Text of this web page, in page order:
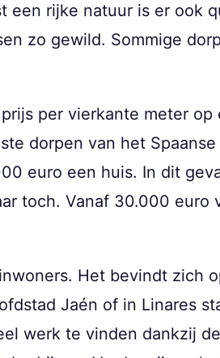
een rijke natuur is er ook
zo gewild. Sommige
per vierkante meter
dorpen van het
euro een huis. In dit
toch. Vanaf 30.000 euro
Het bevindt zich
Jaén of in Linares
werk te vinden dankzij